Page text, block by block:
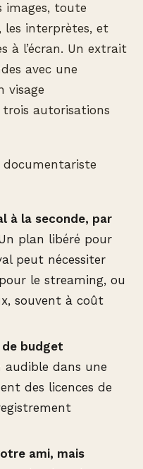
images, toute
les interprètes, et
à l’écran. Un extrait
avec une
visage
trois autorisations
à la seconde, par
plan libéré pour
peut nécessiter
le streaming, ou
souvent à coût
budget
audible dans une
des licences de
ami, mais